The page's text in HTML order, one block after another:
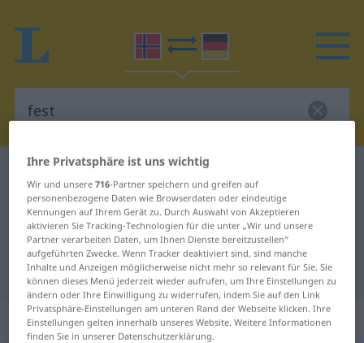
Norwegisch-Deutsch Wörterbuch
Norwegisch-Deutsch Übersetzung
für "fest"
"fest" Deutsch Übersetzung
„fest“: Maskulinum
Ihre Privatsphäre ist uns wichtig
Wir und unsere716-Partner speichern und greifen auf
personenbezogene Daten wie Browserdaten oder eindeutige
Kennungen auf Ihrem Gerät zu. Durch Auswahl von Akzeptieren
aktivieren Sie Tracking-Technologien für die unter „Wir und unsere
Partner verarbeiten Daten, um Ihnen Dienste bereitzustellen“
aufgeführten Zwecke. Wenn Tracker deaktiviert sind, sind manche
Inhalte und Anzeigen möglicherweise nicht mehr so relevant für Sie. Sie
können dieses Menü jederzeit wieder aufrufen, um Ihre Einstellungen zu
ändern oder Ihre Einwilligung zu widerrufen, indem Sie auf den Link
Privatsphäre-Einstellungen am unteren Rand der Webseite klicken. Ihre
Einstellungen gelten innerhalb unseres Website. Weitere Informationen
finden Sie in unserer Datenschutzerklärung.